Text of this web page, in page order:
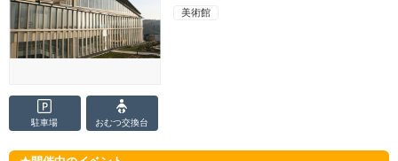
美術館
駐車場 おむつ交換台